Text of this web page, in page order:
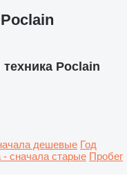
Poclain
дешевые Год
- сначала старые Пробег